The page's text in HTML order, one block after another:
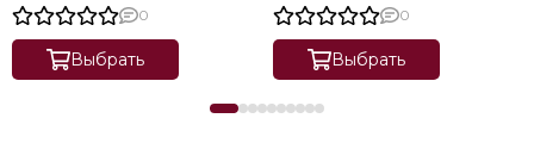
0
Выбрать
0
Выбрать